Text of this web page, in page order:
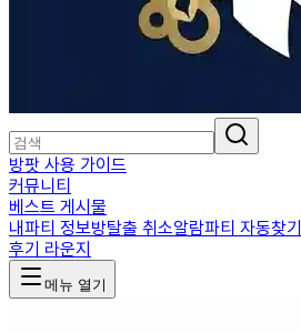
방팟 사용 가이드
커뮤니티
베스트 게시물
내파티 정보방탈출 취소알람파티 자동찾기
후기 라운지
메뉴 열기